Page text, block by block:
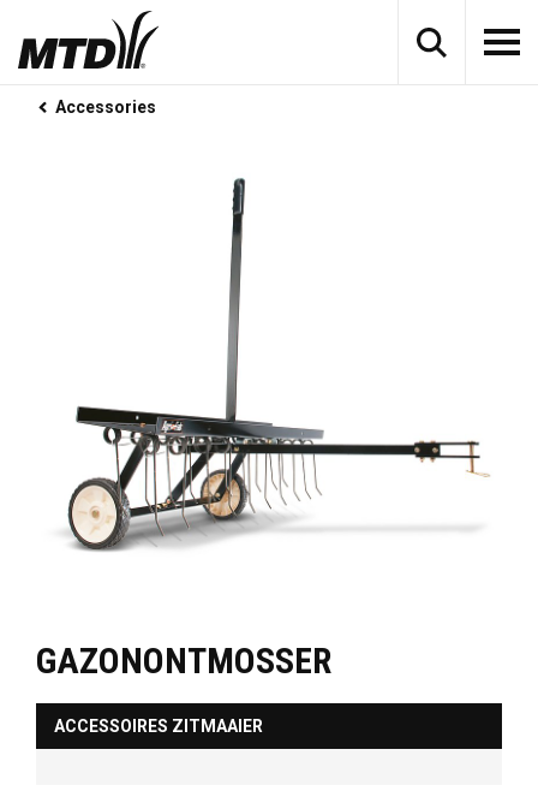
Accessories
GAZONONTMOSSER
ACCESSOIRES ZITMAAIER